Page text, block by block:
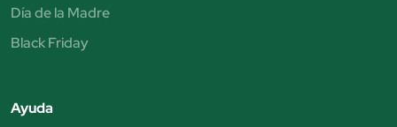
Día de la Madre
Black Friday
Ayuda